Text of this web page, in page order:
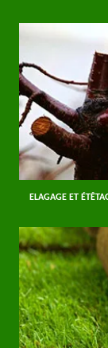
ELAGAGE ET